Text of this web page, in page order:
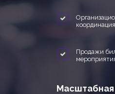
Масштабная
Продажи